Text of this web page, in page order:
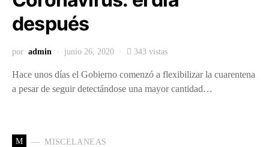
después
por admin junio 26, 2020 343 vistas
Hace unos días el Gobierno comenzó a flexibilizar la cuarentena
a pesar de seguir detectándose una mayor cantidad…
M MISCELANEAS